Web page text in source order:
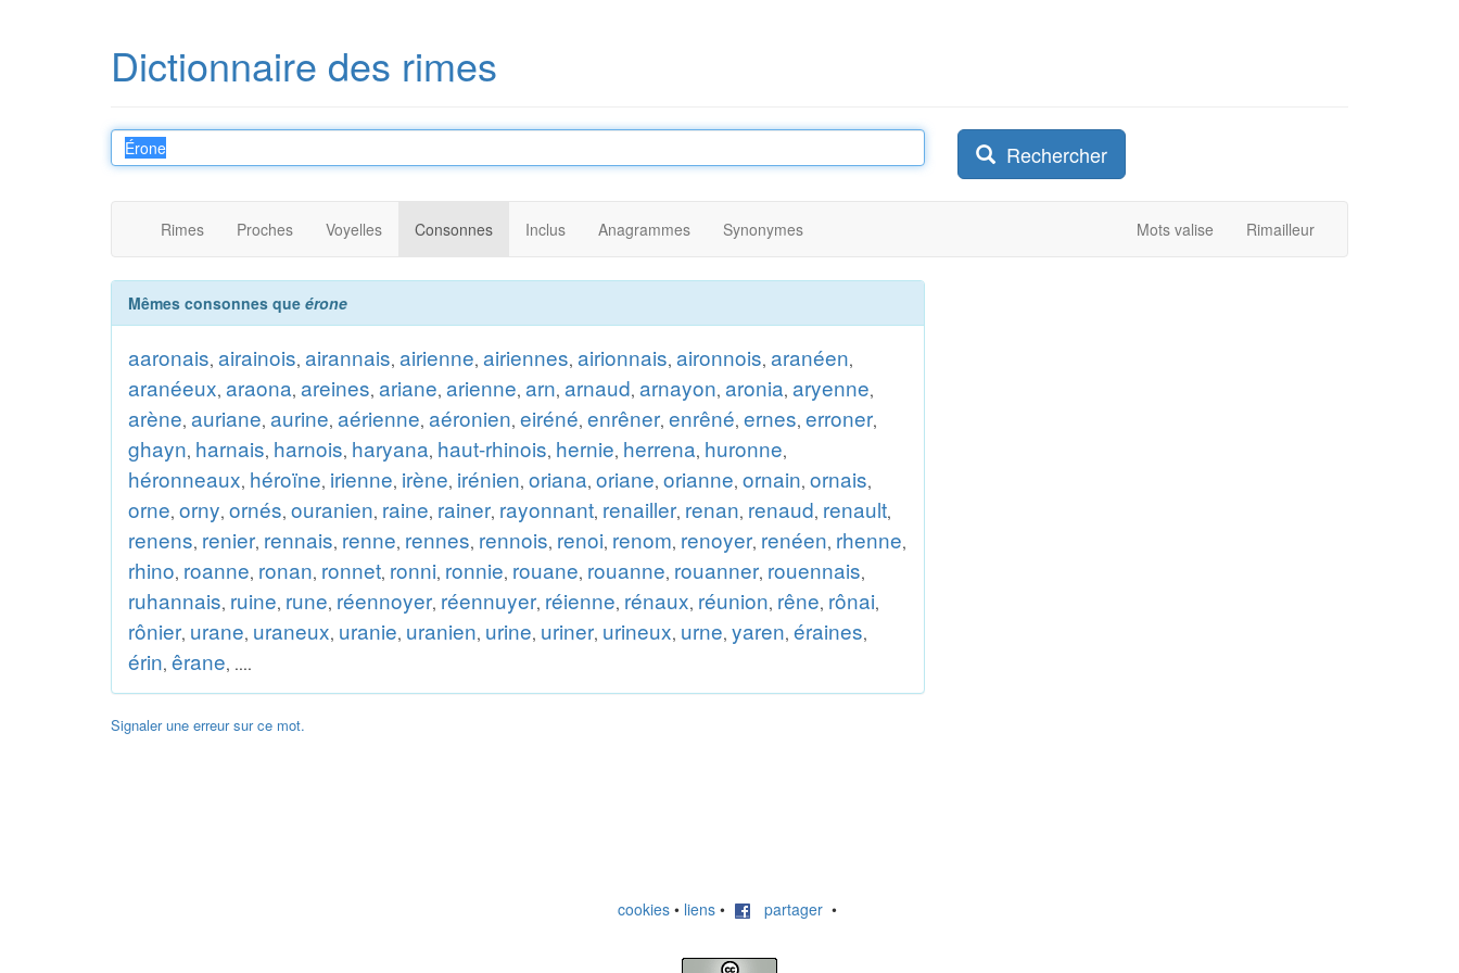
Dictionnaire des rimes
Rechercher
Rimes Proches Voyelles Consonnes Inclus Anagrammes Synonymes Mots valise Rimailleur
Mêmes consonnes que érone
aaronais, airainois, airannais, airienne, airiennes, airionnais, aironnois, aranéen,
aranéeux, araona, areines, ariane, arienne, arn, arnaud, arnayon, aronia, aryenne,
arène, auriane, aurine, aérienne, aéronien, eiréné, enrêner, enrêné, ernes, erroner,
ghayn, harnais, harnois, haryana, haut-rhinois, hernie, herrena, huronne,
héronneaux, héroïne, irienne, irène, irénien, oriana, oriane, orianne, ornain, ornais,
orne, orny, ornés, ouranien, raine, rainer, rayonnant, renailler, renan, renaud, renault,
renens, renier, rennais, renne, rennes, rennois, renoi, renom, renoyer, renéen, rhenne,
rhino, roanne, ronan, ronnet, ronni, ronnie, rouane, rouanne, rouanner, rouennais,
ruhannais, ruine, rune, réennoyer, réennuyer, réienne, rénaux, réunion, rêne, rônai,
rônier, urane, uraneux, uranie, uranien, urine, uriner, urineux, urne, yaren, éraines,
érin, êrane, ....
Signaler une erreur sur ce mot.
cookies • liens • partager •